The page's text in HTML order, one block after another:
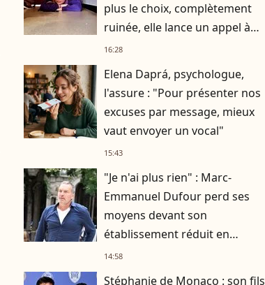
plus le choix, complètement
ruinée, elle lance un appel à
l'aide
16:28
Elena Daprá, psychologue,
l'assure : "Pour présenter nos
excuses par message, mieux
vaut envoyer un vocal"
15:43
"Je n'ai plus rien" : Marc-
Emmanuel Dufour perd ses
moyens devant son
établissement réduit en
cendres
14:58
Stéphanie de Monaco : son fils